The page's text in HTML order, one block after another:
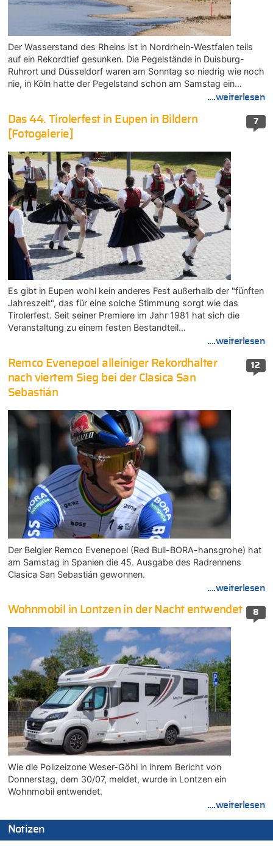
Der Wasserstand des Rheins ist in Nordrhein-Westfalen teils
auf ein Rekordtief gesunken. Die Pegelstände in Duisburg-
Ruhrort und Düsseldorf waren am Sonntag so niedrig wie noch
nie, in Köln hatte der Pegelstand schon am Samstag ein…
....weiterlesen
7
Das 44. Tirolerfest in Eupen in Bildern
[Fotogalerie]
Es gibt in Eupen wohl kein anderes Fest außerhalb der "fünften
Jahreszeit", das für eine solche Stimmung sorgt wie das
Tirolerfest. Seit seiner Premiere im Jahr 1981 hat sich die
Veranstaltung zu einem festen Bestandteil…
....weiterlesen
12
Remco Evenepoel alleiniger Rekordhalter
nach viertem Sieg bei der Clasica San
Sebastián
Der Belgier Remco Evenepoel (Red Bull-BORA-hansgrohe) hat
am Samstag in Spanien die 45. Ausgabe des Radrennens
Clasica San Sebastián gewonnen.
....weiterlesen
8
Wohnmobil in Lontzen in der Nacht entwendet
Wie die Polizeizone Weser-Göhl in ihrem Bericht von
Donnerstag, dem 30/07, meldet, wurde in Lontzen ein
Wohnmobil entwendet.
....weiterlesen
Notizen